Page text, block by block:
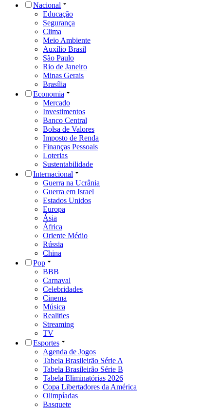
Nacional
Educação
Segurança
Clima
Meio Ambiente
Auxílio Brasil
São Paulo
Rio de Janeiro
Minas Gerais
Brasília
Economia
Mercado
Investimentos
Banco Central
Bolsa de Valores
Imposto de Renda
Finanças Pessoais
Loterias
Sustentabilidade
Internacional
Guerra na Ucrânia
Guerra em Israel
Estados Unidos
Europa
Ásia
África
Oriente Médio
Rússia
China
Pop
BBB
Carnaval
Celebridades
Cinema
Música
Realities
Streaming
TV
Esportes
Agenda de Jogos
Tabela Brasileirão Série A
Tabela Brasileirão Série B
Tabela Eliminatórias 2026
Copa Libertadores da América
Olimpíadas
Basquete